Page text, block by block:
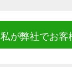
私が弊社でお客